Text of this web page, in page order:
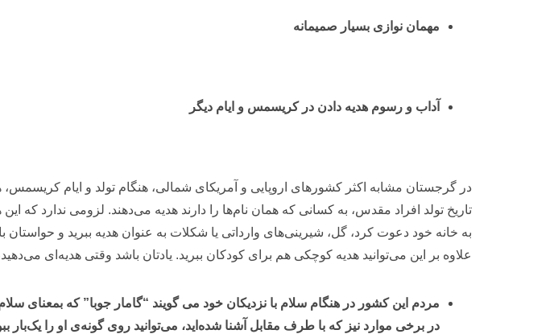
مهمان نوازی بسیار صمیمانه
آداب و رسوم هدیه دادن در کریسمس و ایام دیگر
در گرجستان مشابه اکثر کشورهای اروپایی و آمریکای شمالی، هنگام تولد و ایام
تاریخ تولد افراد مقدس، به کسانی که همان نام‌ها را دارند هدیه می‌دهند. لزومی ندارد که
به خانه خود دعوت کرد، گل، شیرینی‌های وارداتی یا شکلات به عنوان هدیه ببرید و
علاوه بر این می‌توانید هدیه کوچکی هم برای کودکان ببرید. یادتان باشد وقتی هدیه‌ای
مردم این کشور در هنگام سلام با نزدیکان خود می گویند “گامار جوبا” که بمعنای
در برخی موارد نیز که با طرف مقابل آشنا شده‌اید، می‌توانید روی گونه‌ی او را